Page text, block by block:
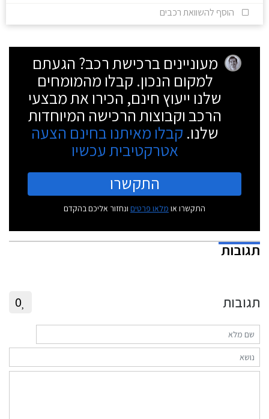
הוסף להשוואת רכבים
מעוניינים ברכישת רכב? הגעתם
למקום הנכון. קבלו מהמומחים
שלנו ייעוץ חינם, הכירו את מבצעי
הרכב וקבוצות הרכישה המיוחדות
שלנו. קבלו מאיתנו בחינם הצעה
אטרקטיבית עכשיו
התקשרו
התקשרו או מלאו פרטים ונחזור אליכם בהקדם
תגובות
תגובות 0